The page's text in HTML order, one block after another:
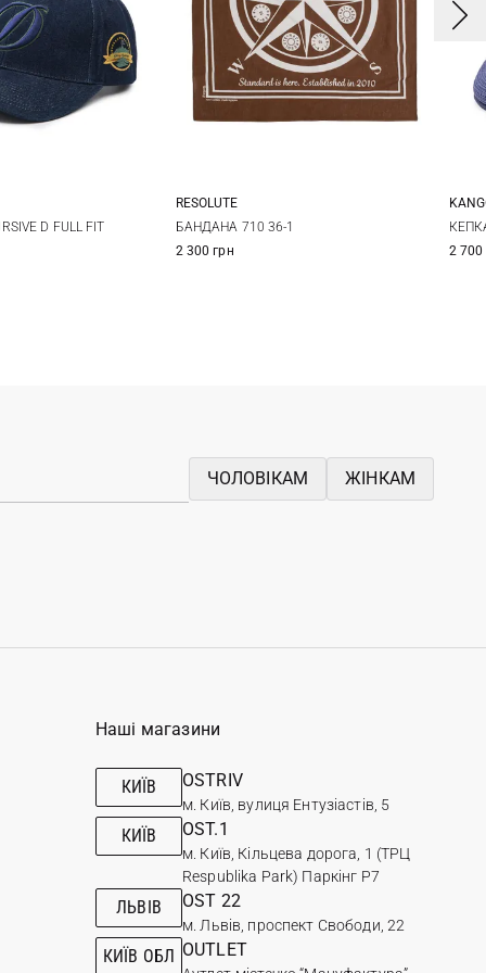
One sizeD FULL FIT
One size
RESOLUTE
БАНДАНА 710 36-1
2 300 грн
M
2 700
ЧОЛОВІКАМ ЖІНКАМ
Наші магазини
КИЇВ OSTRIV
м. Київ, вулиця Ентузіастів, 5
КИЇВ OST.1
м. Київ, Кільцева дорога, 1 (ТРЦ
Respublika Park) Паркінг Р7
ЛЬВІВ OST 22
м. Львів, проспект Свободи, 22
КИЇВ ОБЛ OUTLET